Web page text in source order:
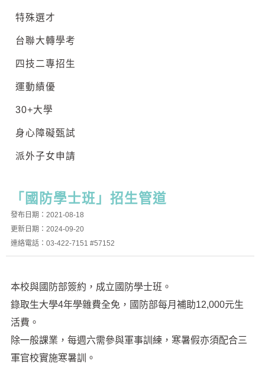
特殊選才
台聯大轉學考
四技二專招生
運動績優
30+大學
身心障礙甄試
派外子女申請
「國防學士班」招生管道
發布日期：2021-08-18
更新日期：2024-09-20
連絡電話：03-422-7151 #57152
本校與國防部簽約，成立國防學士班。
錄取生大學4年學雜費全免，國防部每月補助12,000元生
活費。
除一般課業，每週六需參與軍事訓練，寒暑假亦須配合三
軍官校實施寒暑訓。